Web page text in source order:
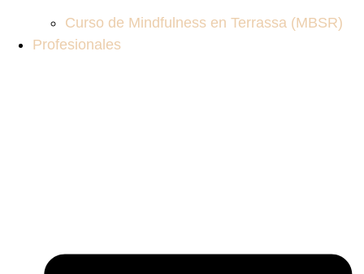
Curso de Mindfulness en Terrassa (MBSR)
Profesionales